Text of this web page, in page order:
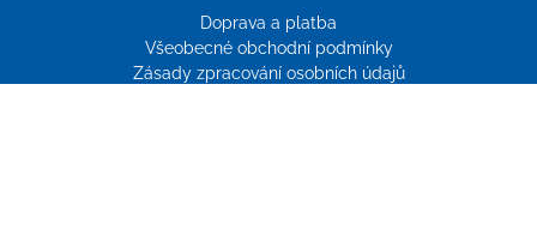
Doprava a platba
Všeobecné obchodní podmínky
Zásady zpracování osobních údajů